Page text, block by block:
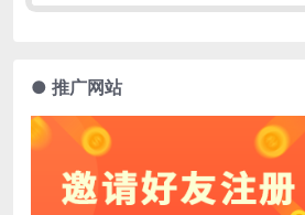
● 推广网站